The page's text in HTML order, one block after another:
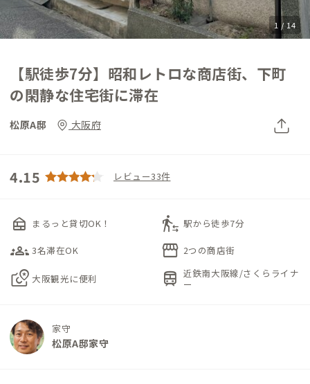
1 / 14
【駅徒歩7分】昭和レトロな商店街、下町
の閑静な住宅街に滞在
松原A邸 大阪府
4.15 レビュー33件
nest_multi_room まるっと貸切OK！ transfer_within_a_station 駅から徒歩7分
groups_3 3名滞在OK storefront 2つの商店街
local_see 大阪観光に便利 train 近鉄南大阪線/さくらライナ
ー
家守
松原A邸家守